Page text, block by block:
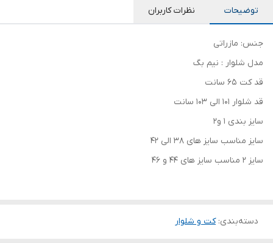
توضیحات نظرات کاربران
جنس: مازراتی
مدل شلوار : نیم بگ
قد کت 65 سانت
قد شلوار 101 الی 103 سانت
سایز بندی 1 و2
سایز مناسب سایز های 38 الی 42
سایز 2 مناسب سایز های 44 و 46
دسته‌بندی:کت و شلوار